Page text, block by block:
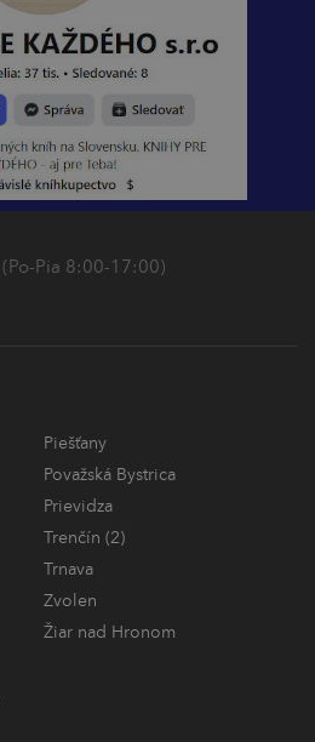
(Po-Pia 8:00-17:00)
Piešťany
Považská Bystrica
Prievidza
Trenčín (2)
Trnava
Zvolen
Žiar nad Hronom